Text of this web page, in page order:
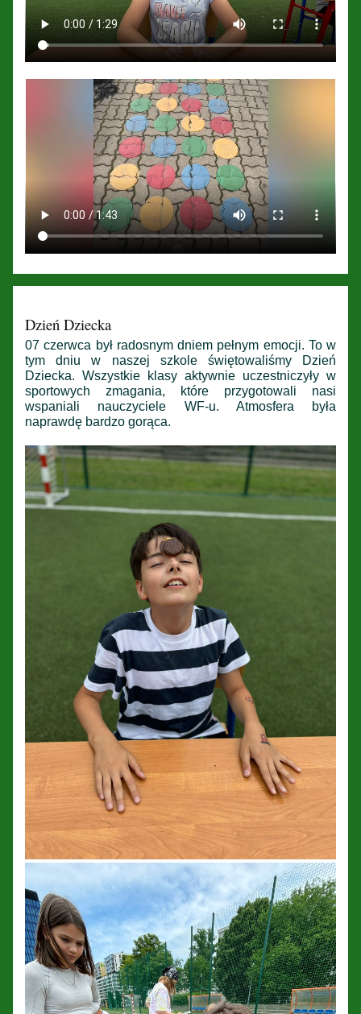
Dzień Dziecka
07 czerwca był radosnym dniem pełnym emocji. To w
tym dniu w naszej szkole świętowaliśmy Dzień
Dziecka. Wszystkie klasy aktywnie uczestniczyły w
sportowych zmagania, które przygotowali nasi
wspaniali nauczyciele WF-u. Atmosfera była
naprawdę bardzo gorąca.